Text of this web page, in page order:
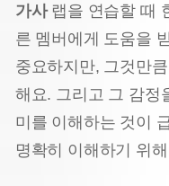
가사 랩을 연습할 때
른 멤버에게 도움을
중요하지만, 그것만
해요. 그리고 그 감정
미를 이해하는 것이
명확히 이해하기 위